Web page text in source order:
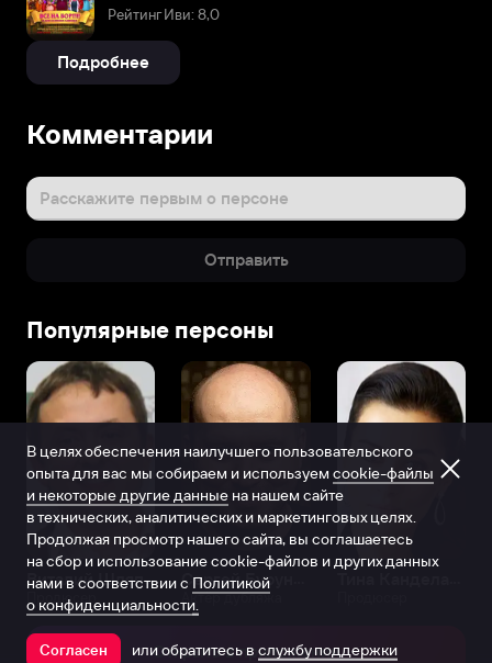
Рейтинг Иви: 8,0
Подробнее
Комментарии
Расскажите первым о персоне
Отправить
Популярные персоны
Виталий Шляппо
Продюсер Актёр дубляжа
Открыть в приложении
В целях обеспечения наилучшего пользовательского
опыта для вас мы собираем и используем cookie-файлы
и некоторые другие данные на нашем сайте
в технических, аналитических и маркетинговых целях.
Продолжая просмотр нашего сайта, вы соглашаетесь
на сбор и использование cookie-файлов и других данных
нами в соответствии с Политикой
о конфиденциальности.
Согласен или обратитесь в службу поддержки